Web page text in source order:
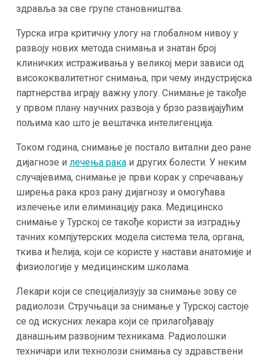
здравља за све групе становништва.
Турска игра критичну улогу на глобалном нивоу у
развоју нових метода снимања и знатан број
клиничких истраживања у великој мери зависи од
висококвалитетног снимања, при чему индустријска
партнерства играју важну улогу. Снимање је такође
у првом плану научних развоја у брзо развијајућим
пољима као што је вештачка интелигенција.
Током година, снимање је постало витални део ране
дијагнозе и лечења ракаи других болести. У неким
случајевима, снимање је први корак у спречавању
ширења рака кроз рану дијагнозу и омогућава
излечење или елиминацију рака. Медицинско
снимање у Турској се такође користи за изградњу
тачних компјутерских модела система тела, органа,
ткива и ћелија, који се користе у настави анатомије и
физиологије у медицинским школама.
Лекари који се специјализују за снимање зову се
радиолози. Стручњаци за снимање у Турској састоје
се од искусних лекара који се прилагођавају
данашњим развојним техникама. Радиолошки
техничари или технолози снимања су здравствени